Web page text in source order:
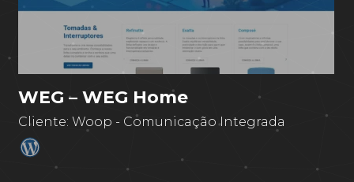
WEG – WEG Home
Cliente: Woop - Comunicação Integrada